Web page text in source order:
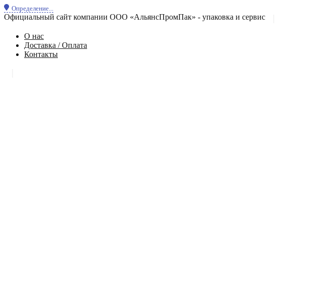
Определение...
Официальный сайт компании ООО «АльянсПромПак» - упаковка и сервис
О нас
Доставка / Оплата
Контакты